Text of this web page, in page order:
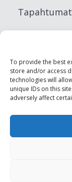
To provide the best
store and/or access
technologies will
unique IDs on this
adversely affect
Tapahtumat
Ruokailu
Nähtävyydet
Visit Tallinn
Harju-,